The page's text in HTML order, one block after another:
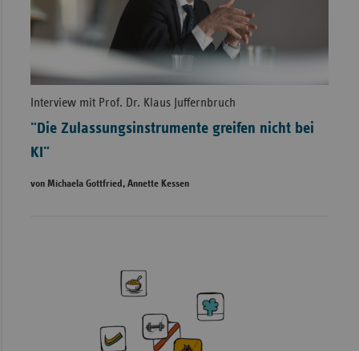
Interview mit Prof. Dr. Klaus Juffernbruch
"Die Zulassungsinstrumente greifen nicht bei
KI"
von Michaela Gottfried, Annette Kessen